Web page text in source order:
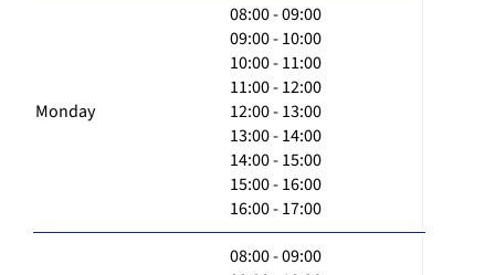
Monday
08:00 - 09:00
09:00 - 10:00
10:00 - 11:00
11:00 - 12:00
12:00 - 13:00
13:00 - 14:00
14:00 - 15:00
15:00 - 16:00
16:00 - 17:00
08:00 - 09:00